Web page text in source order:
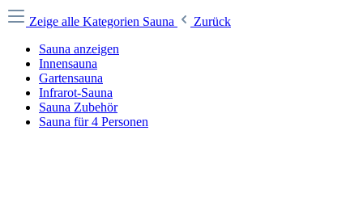
Zeige alle Kategorien Sauna
Zurück
Sauna anzeigen
Innensauna
Gartensauna
Infrarot-Sauna
Sauna Zubehör
Sauna für 4 Personen